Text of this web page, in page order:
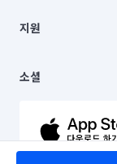
상품, 상품정보, 거래
언론 보도 관련 문의:
© 유한회사 미소.
이사
지원
이용약관
문의하기
소셜
유튜브